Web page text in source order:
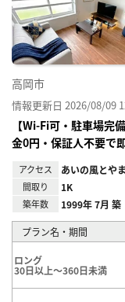
高岡市
情報更新日 2026/08/09
【Wi-Fi可・駐車場
金0円・保証人不要で
アクセス あいの風とや
間取り 1K
築年数 1999年 7月 築
プラン名・期間
ロング
30日以上～360日未満